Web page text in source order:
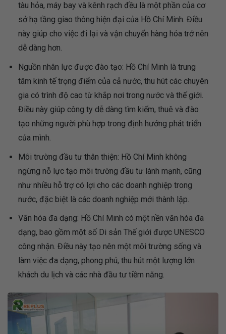
tàu hỏa, máy bay và kênh rạch đều là một phần của cơ
sở hạ tầng giao thông hiện đại của Hồ Chí Minh. Điều
này giúp cho việc đi lại và vận chuyển hàng hóa trở nên
dễ dàng hơn.
Nguồn nhân lực được đào tạo: Hồ Chí Minh là trung
tâm kinh tế trọng điểm của cả nước, thu hút các chuyên
gia có trình độ cao từ khắp nơi trong nước và thế giới.
Điều này giúp công ty dễ dàng tìm kiếm, thuê và đào
tạo những người phù hợp trong định hướng phát triển
của mình.
Môi trường đầu tư thân thiện: Hồ Chí Minh không
ngừng nỗ lực tạo môi trường đầu tư lành mạnh, cũng
như nhiều hỗ trợ có lợi cho các doanh nghiệp trong
nước, đặc biệt là các doanh nghiệp mới thành lập.
Văn hóa đa dạng: Hồ Chí Minh có một nền văn hóa đa
dạng, bao gồm một số Di sản Thế giới được UNESCO
công nhận. Điều này tạo nên một môi trường sống và
làm việc đa dạng, phong phú, thu hút một lượng lớn
khách du lịch và các nhà đầu tư tiềm năng.